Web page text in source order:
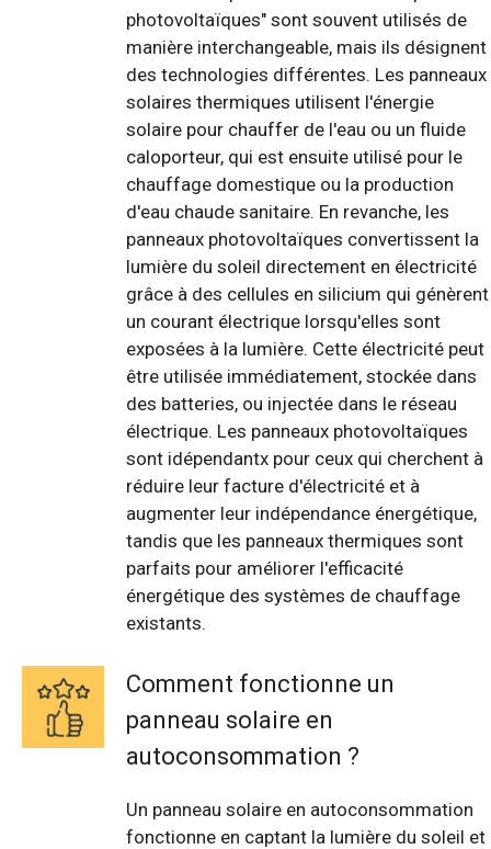
photovoltaïques" sont souvent utilisés de
manière interchangeable, mais ils désignent
des technologies différentes. Les panneaux
solaires thermiques utilisent l'énergie
solaire pour chauffer de l'eau ou un fluide
caloporteur, qui est ensuite utilisé pour le
chauffage domestique ou la production
d'eau chaude sanitaire. En revanche, les
panneaux photovoltaïques convertissent la
lumière du soleil directement en électricité
grâce à des cellules en silicium qui génèrent
un courant électrique lorsqu'elles sont
exposées à la lumière. Cette électricité peut
être utilisée immédiatement, stockée dans
des batteries, ou injectée dans le réseau
électrique. Les panneaux photovoltaïques
sont idépendantx pour ceux qui cherchent à
réduire leur facture d'électricité et à
augmenter leur indépendance énergétique,
tandis que les panneaux thermiques sont
parfaits pour améliorer l'efficacité
énergétique des systèmes de chauffage
existants.
Comment fonctionne un
panneau solaire en
autoconsommation ?
Un panneau solaire en autoconsommation
fonctionne en captant la lumière du soleil et